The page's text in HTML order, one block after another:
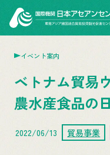
イベント案内
ベトナム貿易
農水産食品の
2022/06/13 貿易事業